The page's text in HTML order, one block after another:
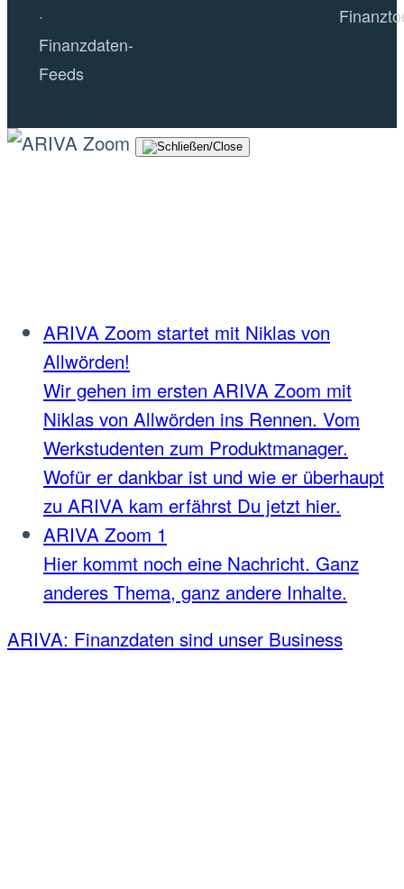
Finanzdaten-
Feeds
ARIVA Zoom startet mit Niklas von
Allwörden!
Wir gehen im ersten ARIVA Zoom mit
Niklas von Allwörden ins Rennen. Vom
Werkstudenten zum Produktmanager.
Wofür er dankbar ist und wie er überhaupt
zu ARIVA kam erfährst Du jetzt hier.
ARIVA Zoom 1
Hier kommt noch eine Nachricht. Ganz
anderes Thema, ganz andere Inhalte.
ARIVA: Finanzdaten sind unser Business